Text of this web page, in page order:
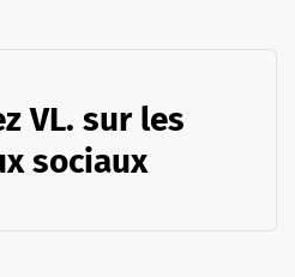
VL. sur les
sociaux